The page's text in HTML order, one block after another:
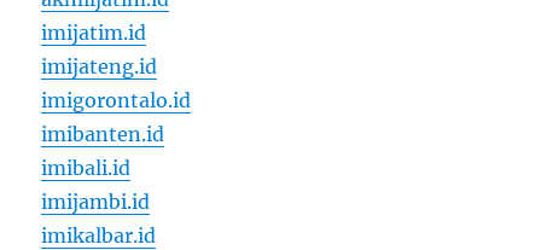
imijatim.id
imijateng.id
imigorontalo.id
imibanten.id
imibali.id
imijambi.id
imikalbar.id